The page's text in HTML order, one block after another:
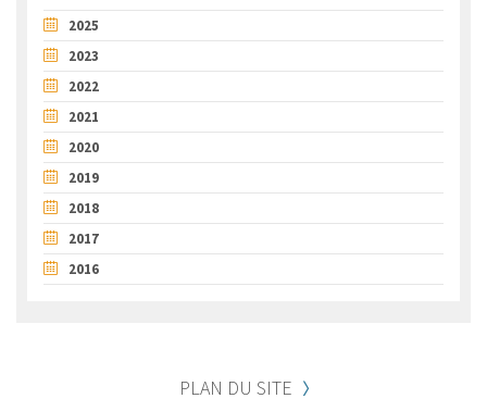
2025
2023
2022
2021
2020
2019
2018
2017
2016
PLAN DU SITE